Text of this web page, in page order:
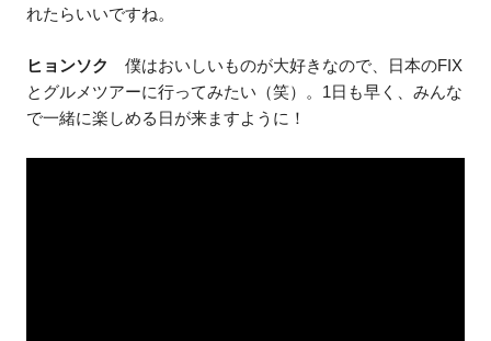
れたらいいですね。
ヒョンソク
僕はおいしいものが大好きなので、日本のFIX
とグルメツアーに行ってみたい（笑）。1日も早く、みんな
で一緒に楽しめる日が来ますように！